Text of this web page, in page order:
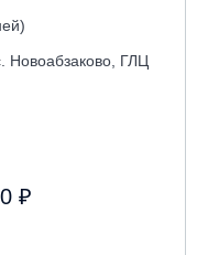
Новоабзаково, ГЛЦ
₽